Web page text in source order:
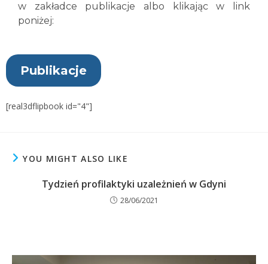
w zakładce publikacje albo klikając w link
poniżej:
Publikacje
[real3dflipbook id="4"]
YOU MIGHT ALSO LIKE
Tydzień profilaktyki uzależnień w Gdyni
28/06/2021